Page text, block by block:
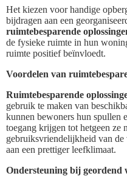
Het kiezen voor handige
bijdragen aan een
ruimtebesparende
de fysieke ruimte in hun
ruimte positief beïnvloedt.
Voordelen van
Ruimtebesparende
gebruik te maken van
kunnen bewoners hun spullen
toegang krijgen tot hetgeen ze
gebruiksvriendelijkheid van
aan een prettiger leefklimaat.
Ondersteuning bij geordend